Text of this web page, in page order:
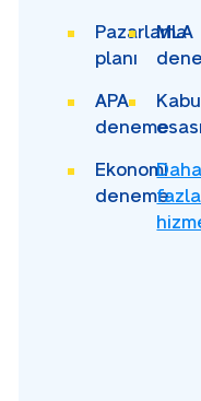
Pazarlama
planı
MLA
APA
denemeesası
Ekonomi
deneme
Daha
fazla